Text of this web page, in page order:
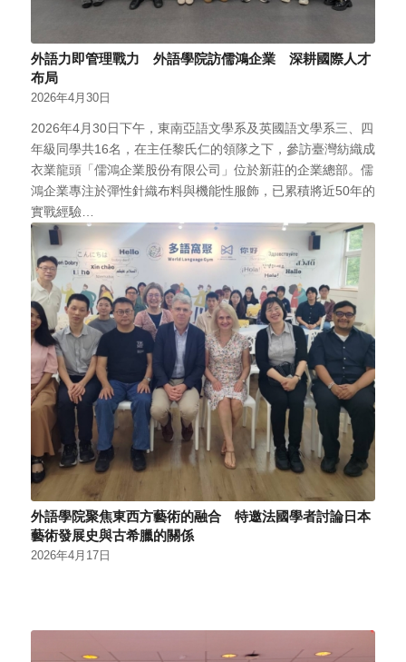
外語力即管理戰力 外語學院訪儒鴻企業 深耕國際人才
布局
2026年4月30日
2026年4月30日下午，東南亞語文學系及英國語文學系三、四
年級同學共16名，在主任黎氏仁的領隊之下，參訪臺灣紡織成
衣業龍頭「儒鴻企業股份有限公司」位於新莊的企業總部。儒
鴻企業專注於彈性針織布料與機能性服飾，已累積將近50年的
實戰經驗…
外語學院聚焦東西方藝術的融合 特邀法國學者討論日本
藝術發展史與古希臘的關係
2026年4月17日